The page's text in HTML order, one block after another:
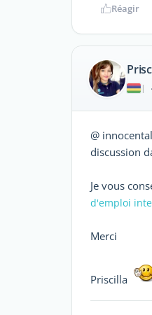
Réagir
|
@
discussion
Je vous
d'emploi
Merci
Priscilla